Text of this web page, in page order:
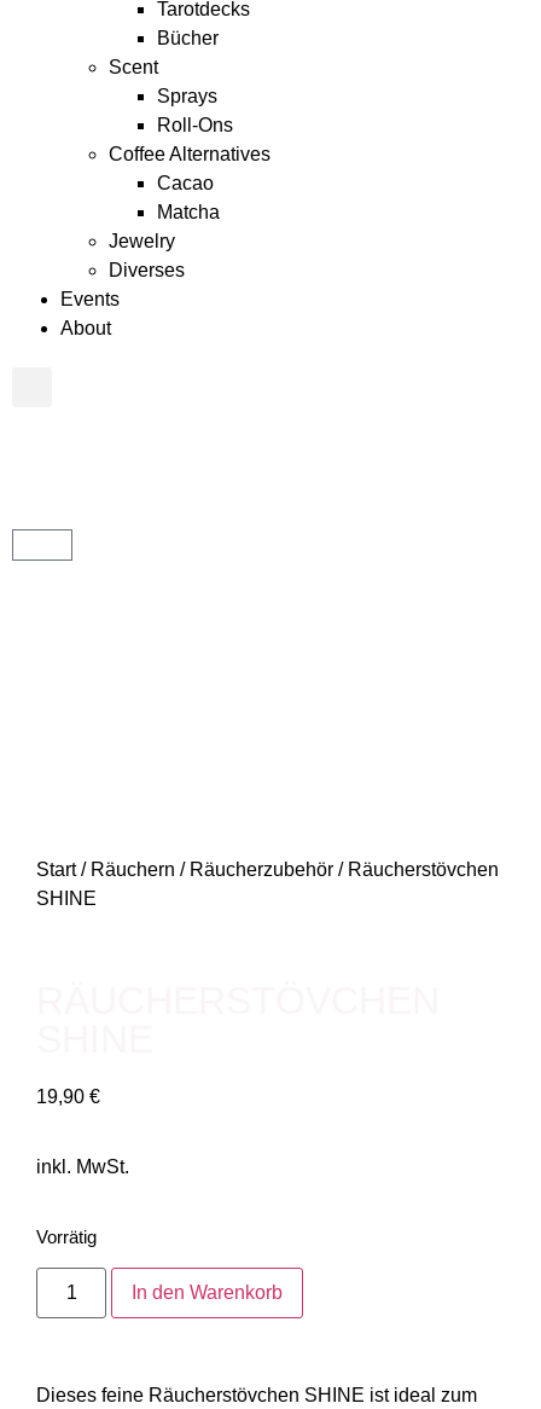
Tarotdecks
Bücher
Scent
Sprays
Roll-Ons
Coffee Alternatives
Cacao
Matcha
Jewelry
Diverses
Events
About
Start/ Räuchern / Räucherzubehör / Räucherstövchen
SHINE
19,90 €
inkl. MwSt.
Vorrätig
In den Warenkorb
Dieses feine Räucherstövchen SHINE ist ideal zum